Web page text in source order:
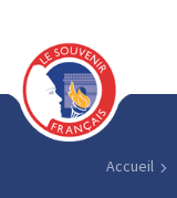
Accueil